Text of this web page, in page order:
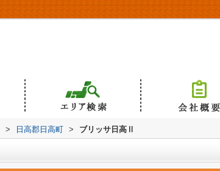
> 日高郡日高町 > ブリッサ日高Ⅱ